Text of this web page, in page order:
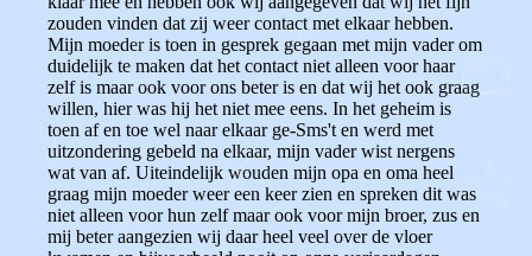
zouden vinden dat zij weer contact met elkaar hebben.
Mijn moeder is toen in gesprek gegaan met mijn vader om
duidelijk te maken dat het contact niet alleen voor haar
zelf is maar ook voor ons beter is en dat wij het ook graag
willen, hier was hij het niet mee eens. In het geheim is
toen af en toe wel naar elkaar ge-Sms't en werd met
uitzondering gebeld na elkaar, mijn vader wist nergens
wat van af. Uiteindelijk wouden mijn opa en oma heel
graag mijn moeder weer een keer zien en spreken dit was
niet alleen voor hun zelf maar ook voor mijn broer, zus en
mij beter aangezien wij daar heel veel over de vloer